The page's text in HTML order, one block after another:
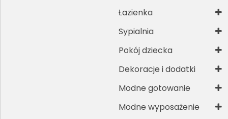
Łazienka
Sypialnia
Pokój dziecka
Dekoracje i dodatki
Modne gotowanie
Modne wyposażenie